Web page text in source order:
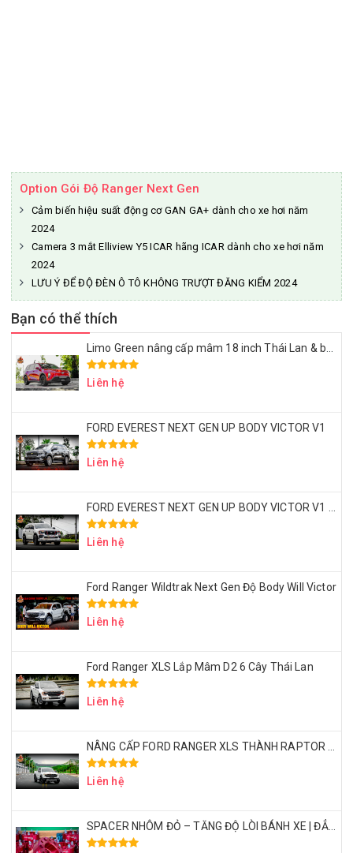
Option Gói Độ Ranger Next Gen
Cảm biến hiệu suất động cơ GAN GA+ dành cho xe hơi năm
2024
Camera 3 mắt Elliview Y5 ICAR hãng ICAR dành cho xe hơi năm
2024
LƯU Ý ĐỂ ĐỘ ĐÈN Ô TÔ KHÔNG TRƯỢT ĐĂNG KIỂM 2024
Bạn có thể thích
Limo Green nâng cấp mâm 18 inch Thái Lan & bọc ghế da Nappa – Đẹp sang, ngồi êm, dùng lâu dài
Liên hệ
FORD EVEREST NEXT GEN UP BODY VICTOR V1
Liên hệ
FORD EVEREST NEXT GEN UP BODY VICTOR V1 – MÂM LỐP 20 INCH – ỐP HEO BREMBO
Liên hệ
Ford Ranger Wildtrak Next Gen Độ Body Will Victor
Liên hệ
Ford Ranger XLS Lắp Mâm D2 6 Cây Thái Lan
Liên hệ
NÂNG CẤP FORD RANGER XLS THÀNH RAPTOR VỚI CHI PHÍ 50 TRIỆU – CÓ XỨNG ĐÁNG KHÔNG?
Liên hệ
SPACER NHÔM ĐỎ – TĂNG ĐỘ LÒI BÁNH XE | ĐẲNG CẤP DÂN CHƠI BÁN TẢI